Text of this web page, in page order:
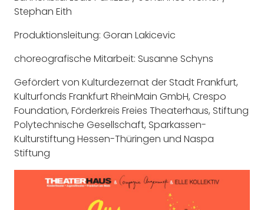
Stephan Eith
Produktionsleitung: Goran Lakicevic
choreografische Mitarbeit: Susanne Schyns
Gefördert von Kulturdezernat der Stadt Frankfurt,
Kulturfonds Frankfurt RheinMain GmbH, Crespo
Foundation, Förderkreis Freies Theaterhaus, Stiftung
Polytechnische Gesellschaft, Sparkassen-
Kulturstiftung Hessen-Thüringen und Naspa
Stiftung